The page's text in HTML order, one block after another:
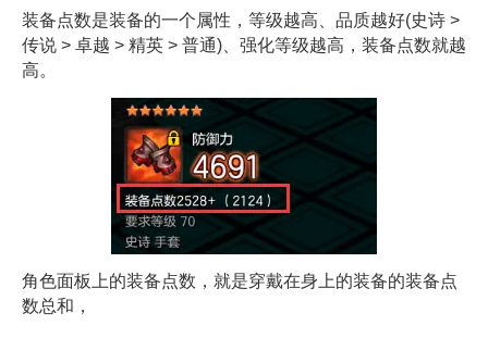
装备点数是装备的一个属性，等级越高、品质越好(史诗 >
传说 > 卓越 > 精英 > 普通)、强化等级越高，装备点数就越
高。
角色面板上的装备点数，就是穿戴在身上的装备的装备点
数总和，